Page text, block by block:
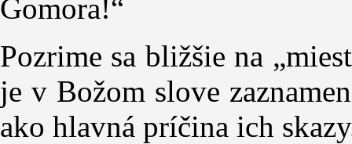
Gomora!“
Pozrime sa bližšie na
je v Božom slove
ako hlavná príčina ich